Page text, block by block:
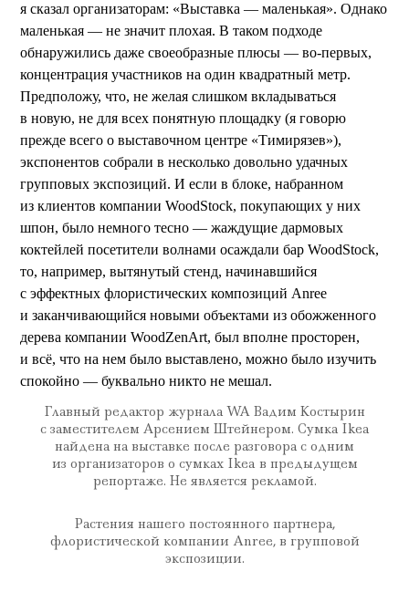
я сказал организаторам: «Выставка — маленькая». Однако
маленькая — не значит плохая. В таком подходе
обнаружились даже своеобразные плюсы — во-первых,
концентрация участников на один квадратный метр.
Предположу, что, не желая слишком вкладываться
в новую, не для всех понятную площадку (я говорю
прежде всего о выставочном центре «Тимирязев»),
экспонентов собрали в несколько довольно удачных
групповых экспозиций. И если в блоке, набранном
из клиентов компании WoodStock, покупающих у них
шпон, было немного тесно — жаждущие дармовых
коктейлей посетители волнами осаждали бар WoodStock,
то, например, вытянутый стенд, начинавшийся
с эффектных флористических композиций Anree
и заканчивающийся новыми объектами из обожженного
дерева компании WoodZenArt, был вполне просторен,
и всё, что на нем было выставлено, можно было изучить
спокойно — буквально никто не мешал.
Главный редактор журнала WA Вадим Костырин
с заместителем Арсением Штейнером. Сумка Ikea
найдена на выставке после разговора с одним
из организаторов о сумках Ikea в предыдущем
репортаже. Не является рекламой.
Растения нашего постоянного партнера,
флористической компании Anree, в групповой
экспозиции.